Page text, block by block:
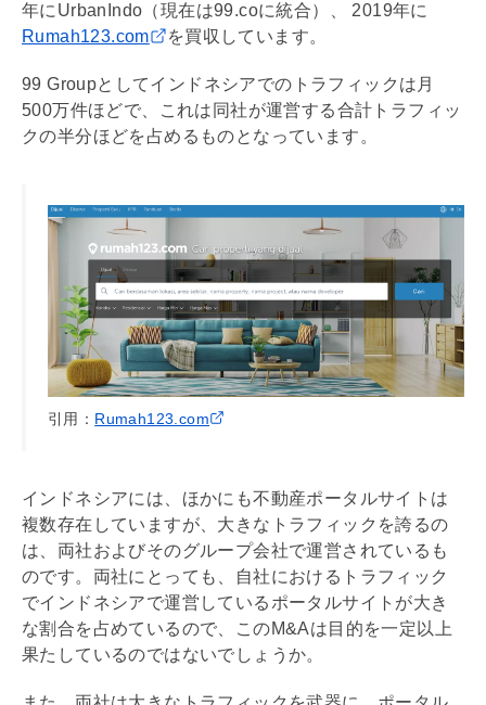
年にUrbanIndo（現在は99.coに統合）、 2019年に
Rumah123.com
を買収しています。
99 Groupとしてインドネシアでのトラフィックは月
500万件ほどで、これは同社が運営する合計トラフィッ
クの半分ほどを占めるものとなっています。
引用： Rumah123.com
インドネシアには、ほかにも不動産ポータルサイトは
複数存在していますが、大きなトラフィックを誇るの
は、両社およびそのグループ会社で運営されているも
のです。両社にとっても、自社におけるトラフィック
でインドネシアで運営しているポータルサイトが大き
な割合を占めているので、このM&Aは目的を一定以上
果たしているのではないでしょうか。